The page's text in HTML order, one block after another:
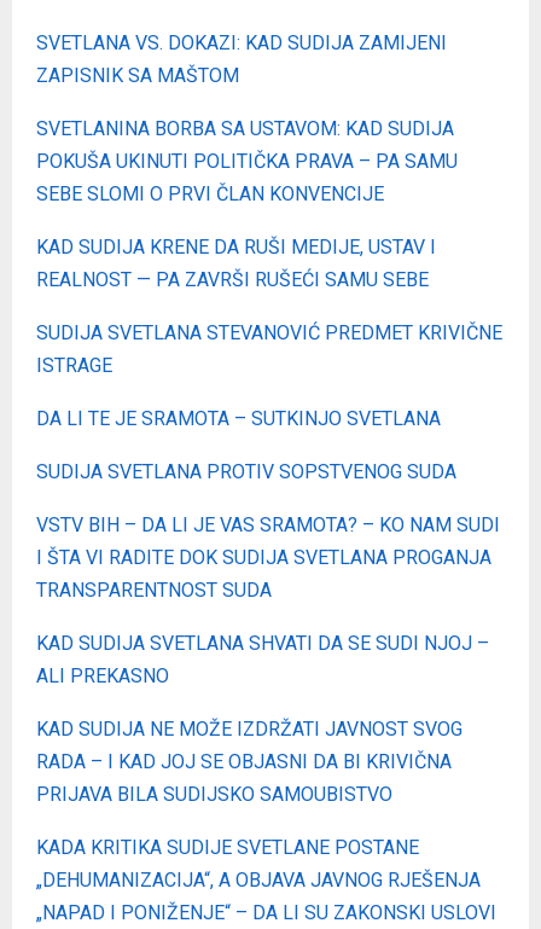
SVETLANA VS. DOKAZI: KAD SUDIJA ZAMIJENI
ZAPISNIK SA MAŠTOM
SVETLANINA BORBA SA USTAVOM: KAD SUDIJA
POKUŠA UKINUTI POLITIČKA PRAVA – PA SAMU
SEBE SLOMI O PRVI ČLAN KONVENCIJE
KAD SUDIJA KRENE DA RUŠI MEDIJE, USTAV I
REALNOST — PA ZAVRŠI RUŠEĆI SAMU SEBE
SUDIJA SVETLANA STEVANOVIĆ PREDMET KRIVIČNE
ISTRAGE
DA LI TE JE SRAMOTA – SUTKINJO SVETLANA
SUDIJA SVETLANA PROTIV SOPSTVENOG SUDA
VSTV BIH – DA LI JE VAS SRAMOTA? – KO NAM SUDI
I ŠTA VI RADITE DOK SUDIJA SVETLANA PROGANJA
TRANSPARENTNOST SUDA
KAD SUDIJA SVETLANA SHVATI DA SE SUDI NJOJ –
ALI PREKASNO
KAD SUDIJA NE MOŽE IZDRŽATI JAVNOST SVOG
RADA – I KAD JOJ SE OBJASNI DA BI KRIVIČNA
PRIJAVA BILA SUDIJSKO SAMOUBISTVO
KADA KRITIKA SUDIJE SVETLANE POSTANE
„DEHUMANIZACIJA“, A OBJAVA JAVNOG RJEŠENJA
„NAPAD I PONIŽENJE“ – DA LI SU ZAKONSKI USLOVI